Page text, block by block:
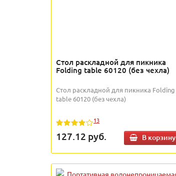
Стол раскладной для пикника
Folding table 60120 (без чехла)
Стол раскладной для пикника Folding
table 60120 (без чехла)
13
127.12 руб. В корзину